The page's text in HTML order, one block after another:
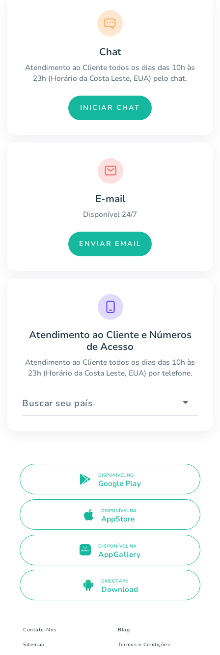
Chat
Atendimento ao Cliente todos os dias das 10h às
23h (Horário da Costa Leste, EUA) pelo chat.
INICIAR CHAT
E-mail
Disponível 24/7
ENVIAR EMAIL
Atendimento ao Cliente e Números
de Acesso
Atendimento ao Cliente todos os dias das 10h às
23h (Horário da Costa Leste, EUA) por telefone.
Buscar seu país
DISPONÍVEL NO
Google Play
DISPONÍVEL NA
AppStore
DISPONÍVEL NA
AppGallery
DIRECT APK
Download
Contate-Nos Blog
Sitemap Termos e Condições